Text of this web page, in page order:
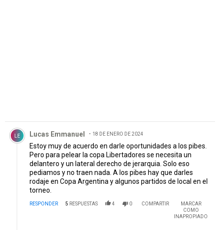
Comentario de Lucas Emmanuel.
LE Lucas Emmanuel 18 DE ENERO DE 2024
Estoy muy de acuerdo en darle oportunidades a los pibes.
Pero para pelear la copa Libertadores se necesita un
delantero y un lateral derecho de jerarquia. Solo eso
pediamos y no traen nada. A los pibes hay que darles
rodaje en Copa Argentina y algunos partidos de local en el
torneo.
RESPONDER 5 RESPUESTAS 4 0 COMPARTIR
MARCAR
COMO
INAPROPIADO